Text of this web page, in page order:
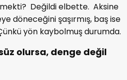
Değildi elbette. Aksine
döneceğini şaşırmış, baş ise
yön kaybolmuş durumda.
olursa, denge değil